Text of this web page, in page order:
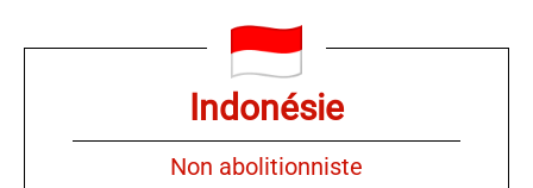
Indonésie
Non abolitionniste